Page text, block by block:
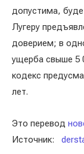
допустима,
Лугеру
доверием; в
ущерба свыше 5
кодекс
лет.
Это перевод
Источник: